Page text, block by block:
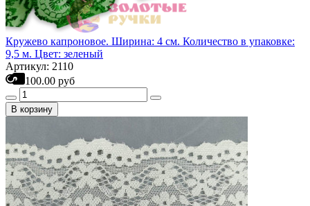
Кружево капроновое. Ширина: 4 см. Количество в упаковке:
9,5 м. Цвет: зеленый
Артикул: 2110
100.00 руб
В корзину